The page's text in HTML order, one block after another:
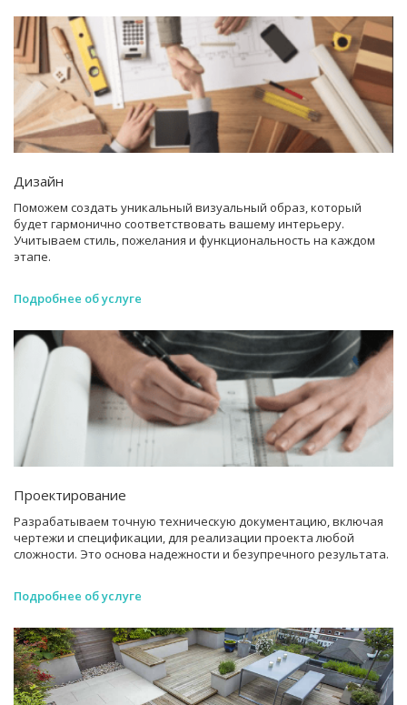
Дизайн
Поможем создать уникальный визуальный образ, который
будет гармонично соответствовать вашему интерьеру.
Учитываем стиль, пожелания и функциональность на каждом
этапе.
Подробнее об услуге
Проектирование
Разрабатываем точную техническую документацию, включая
чертежи и спецификации, для реализации проекта любой
сложности. Это основа надежности и безупречного результата.
Подробнее об услуге